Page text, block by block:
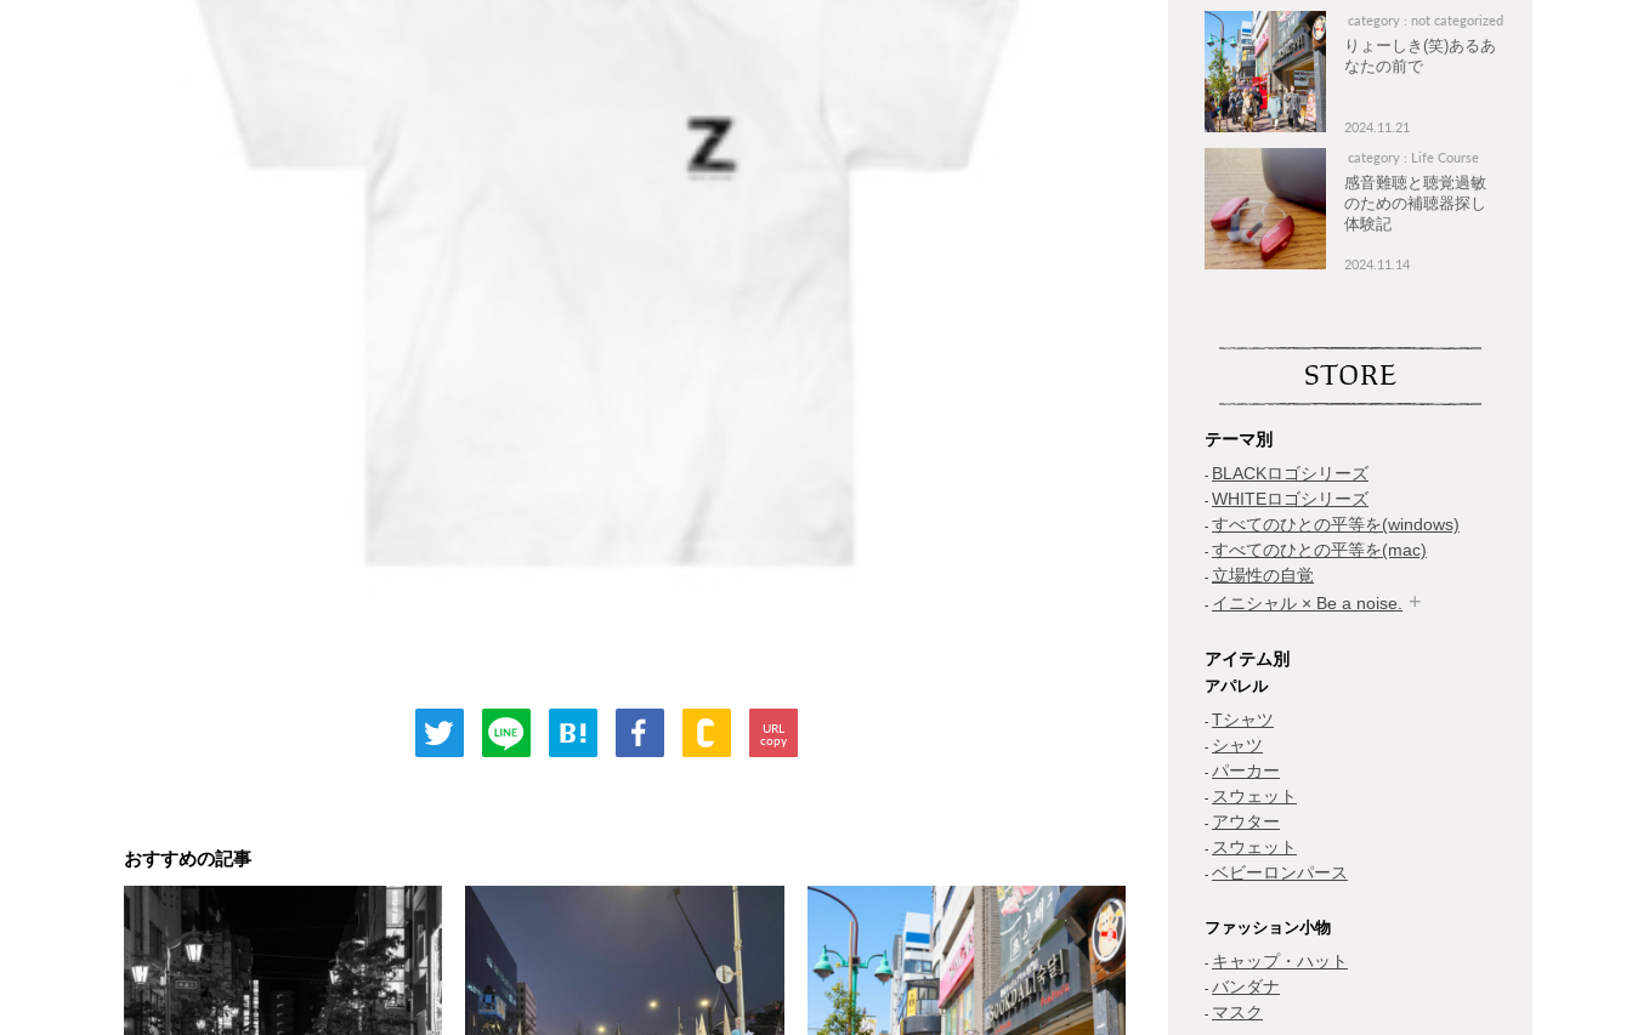
URL
copy
おすすめの記事
category : not categorized
りょーしき(笑)あるあ
なたの前で
2024.11.21
category : Life Course
感音難聴と聴覚過敏
のための補聴器探し
体験記
2024.11.14
STORE
テーマ別
BLACKロゴシリーズ
WHITEロゴシリーズ
すべてのひとの平等を(windows)
すべてのひとの平等を(mac)
立場性の自覚
イニシャル × Be a noise.
アイテム別
アパレル
Tシャツ
シャツ
パーカー
スウェット
アウター
スウェット
ベビーロンパース
ファッション小物
キャップ・ハット
バンダナ
マスク